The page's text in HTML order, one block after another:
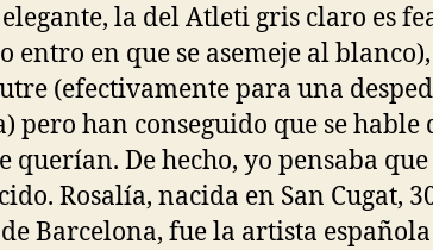
la del Atleti gris claro es
entro en que se asemeje al
(efectivamente para una
pero han conseguido que se hable
querían. De hecho, yo pensaba que
Rosalía, nacida en San Cugat,
Barcelona, fue la artista